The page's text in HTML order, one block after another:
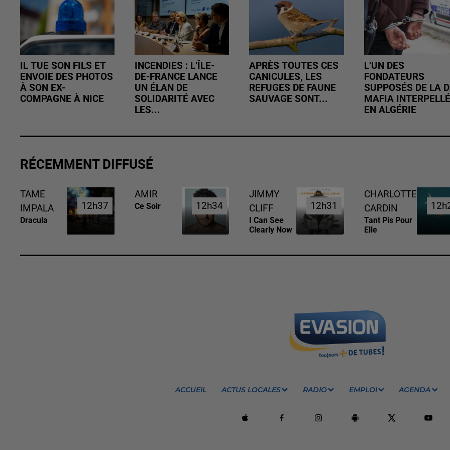
IL TUE SON FILS ET
ENVOIE DES PHOTOS
À SON EX-
COMPAGNE À NICE
INCENDIES : L’ÎLE-
DE-FRANCE LANCE
UN ÉLAN DE
SOLIDARITÉ AVEC
LES...
APRÈS TOUTES CES
CANICULES, LES
REFUGES DE FAUNE
SAUVAGE SONT...
L’UN DES
FONDATEURS
SUPPOSÉS DE LA
MAFIA INTERPELLÉ
EN ALGÉRIE
RÉCEMMENT DIFFUSÉ
TAME
IMPALA
Dracula
12h37
12h37
AMIR
Ce Soir 12h34
12h34
JIMMY
CLIFF
I Can See
Clearly Now
12h31
12h31
CHARLOTTE
CARDIN
Tant Pis Pour
Elle
ACCUEIL ACTUS LOCALES RADIO EMPLOI AGENDA